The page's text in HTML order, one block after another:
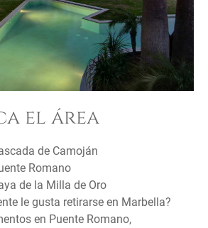
el área
de Camoján
Romano
de la Milla de Oro
le gusta retirarse en Marbella?
en Puente Romano,